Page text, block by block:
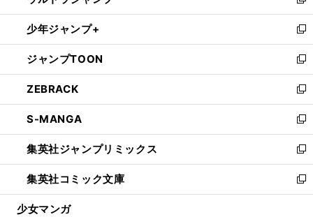
開
く
ウ
で
開
く
ン
ド
ウ
で
開
く
ウ
ィ
ン
ド
ウ
で
開
く
し
い
ウ
ィ
ン
ド
ウ
で
開
く
少年ジャンプ+
新
し
い
ウ
ィ
ン
ド
ウ
で
開
く
ジャンプTOON
新
し
い
ウ
ィ
ン
ド
ウ
で
開
ZEBRACK
新
し
い
ウ
ィ
ン
ド
ウ
S-MANGA
新
し
い
ウ
ィ
ン
集英社ジャンプリミックス
新
し
い
ウ
集英社コミック文庫
新
し
少女マンガ